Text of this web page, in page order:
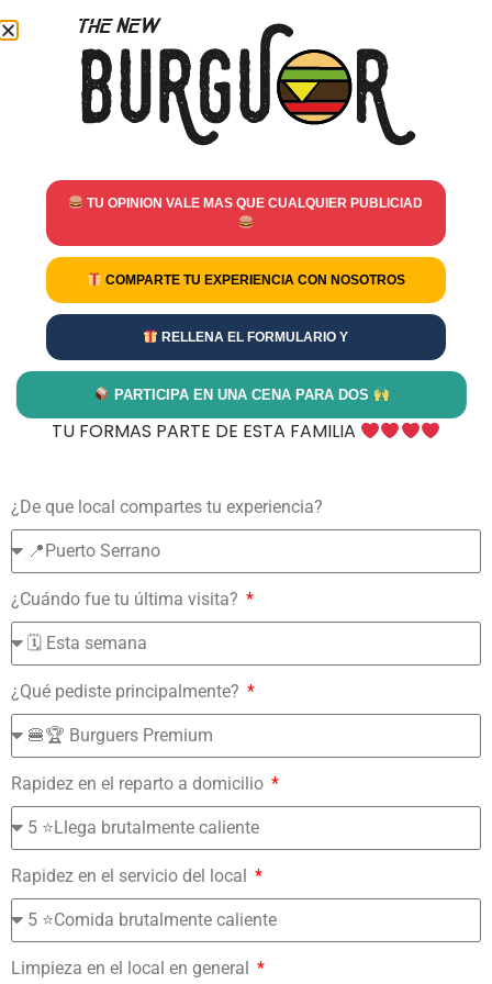
TU OPINION VALE MAS QUE CUALQUIER PUBLICIAD
COMPARTE TU EXPERIENCIA CON NOSOTROS
RELLENA EL FORMULARIO Y
PARTICIPA EN UNA CENA PARA DOS
TU FORMAS PARTE DE ESTA FAMILIA
¿De que local compartes tu experiencia?
¿Cuándo fue tu última visita?
¿Qué pediste principalmente?
Rapidez en el reparto a domicilio
Rapidez en el servicio del local
Limpieza en el local en general